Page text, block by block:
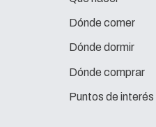
Dónde comer
Dónde dormir
Dónde comprar
Puntos de interés